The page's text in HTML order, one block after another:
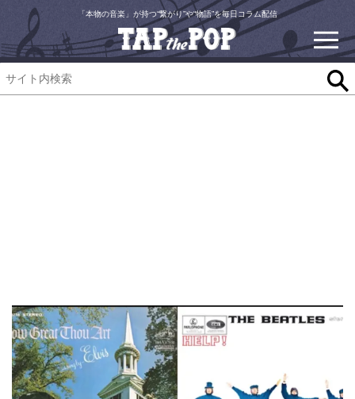
「本物の音楽」が持つ“繋がり”や“物語”を毎日コラム配信